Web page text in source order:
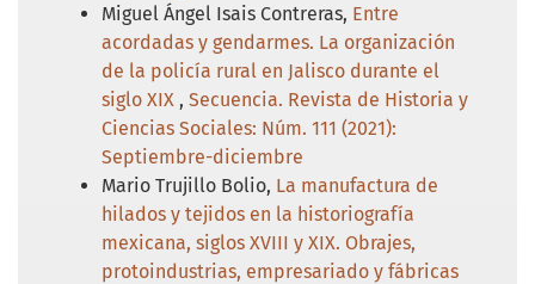
Miguel Ángel Isais Contreras, Entre
acordadas y gendarmes. La organización
de la policía rural en Jalisco durante el
siglo XIX , Secuencia. Revista de Historia y
Ciencias Sociales: Núm. 111 (2021):
Septiembre-diciembre
Mario Trujillo Bolio, La manufactura de
hilados y tejidos en la historiografía
mexicana, siglos XVIII y XIX. Obrajes,
protoindustrias, empresariado y fábricas